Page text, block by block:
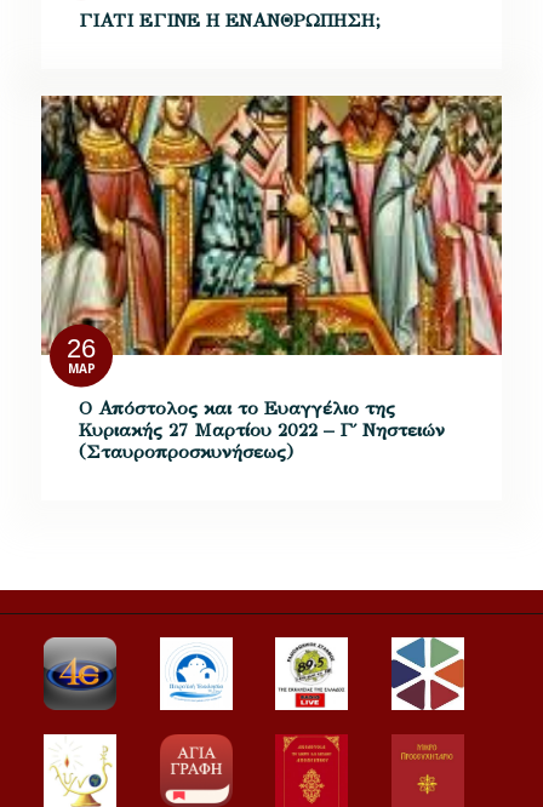
ΓΙΑΤΙ ΕΓΙΝΕ Η ΕΝΑΝΘΡΩΠΗΣΗ;
26
ΜΑΡ
Ο Απόστολος και το Ευαγγέλιο της
Κυριακής 27 Μαρτίου 2022 – Γ΄ Νηστειών
(Σταυροπροσκυνήσεως)